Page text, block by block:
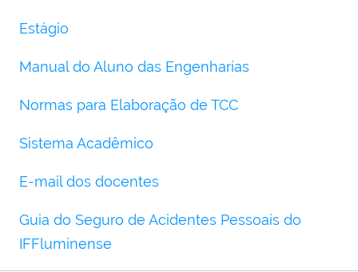
Estágio
Manual do Aluno das Engenharias
Normas para Elaboração de TCC
Sistema Acadêmico
E-mail dos docentes
Guia do Seguro de Acidentes Pessoais do
IFFluminense